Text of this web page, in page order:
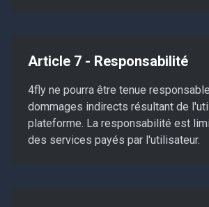
Article 7 - Responsabilité
4fly ne pourra être tenue
dommages indirects résultant de
plateforme. La responsabilité est
des services payés par l'utilisateur.